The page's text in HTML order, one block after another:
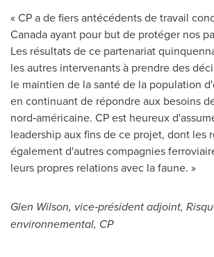
« CP a de fiers antécédents de travail
Canada ayant pour but de protéger nos
Les résultats de ce partenariat
les autres intervenants à prendre des
le maintien de la santé de la population
en continuant de répondre aux besoins
nord‑américaine. CP est heureux
leadership aux fins de ce projet, dont les
également d'autres compagnies
leurs propres relations avec la faune. »
Glen Wilson, vice‑président adjoint,
environnemental, CP